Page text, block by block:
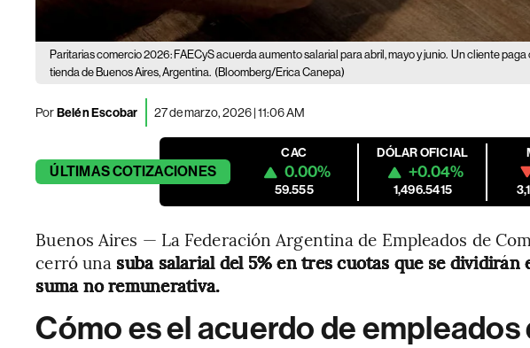
Paritarias comercio 2026: FAECyS acuerda aumento salarial para abril, mayo y junio. Un cliente paga
tienda de Buenos Aires, Argentina. (Bloomberg/Erica Canepa)
PorBelén Escobar 27 de marzo, 2026 | 11:06 AM
ÚLTIMASCOTIZACIONES
CAC
0.00%
59.555
DÓLAR OFICIAL
+0.04%
1,496.5415
Buenos Aires — La Federación Argentina de Empleados de
cerró una suba salarial del 5% en tres cuotas que se
suma no remunerativa.
Cómo es el acuerdo de